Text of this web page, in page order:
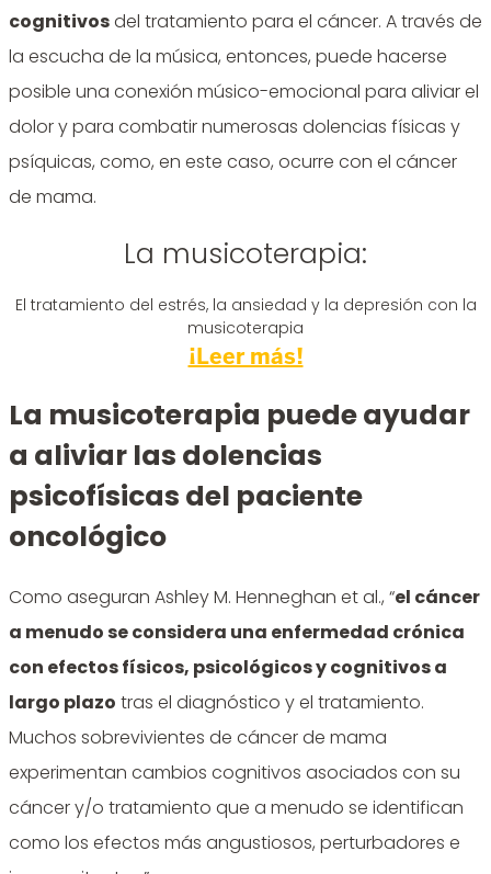
cognitivosdel tratamiento para el cáncer. A través de
la escucha de la música, entonces, puede hacerse
posible una conexión músico-emocional para aliviar el
dolor y para combatir numerosas dolencias físicas y
psíquicas, como, en este caso, ocurre con el cáncer
de mama.
La musicoterapia:
El tratamiento del estrés, la ansiedad y la depresión con la
musicoterapia
¡Leer más!
La musicoterapia puede ayudar
a aliviar las dolencias
psicofísicas del paciente
oncológico
Como aseguran Ashley M. Henneghan et al., “el cáncer
a menudo se considera una enfermedad crónica
con efectos físicos, psicológicos y cognitivos a
largo plazo tras el diagnóstico y el tratamiento.
Muchos sobrevivientes de cáncer de mama
experimentan cambios cognitivos asociados con su
cáncer y/o tratamiento que a menudo se identifican
como los efectos más angustiosos, perturbadores e